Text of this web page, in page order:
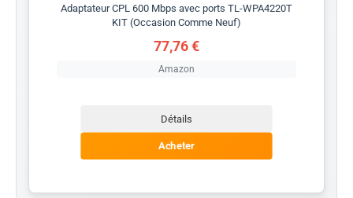
Adaptateur CPL 600 Mbps avec ports TL-WPA4220T
KIT (Occasion Comme Neuf)
77,76 €
Amazon
Détails
Acheter